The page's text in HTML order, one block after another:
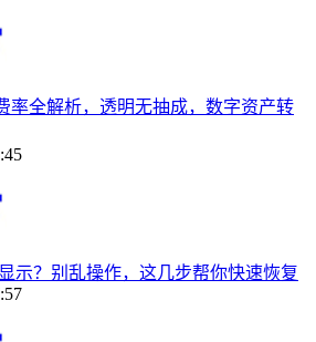
率全解析，透明无抽成，数字资产转
示？别乱操作，这几步帮你快速恢复